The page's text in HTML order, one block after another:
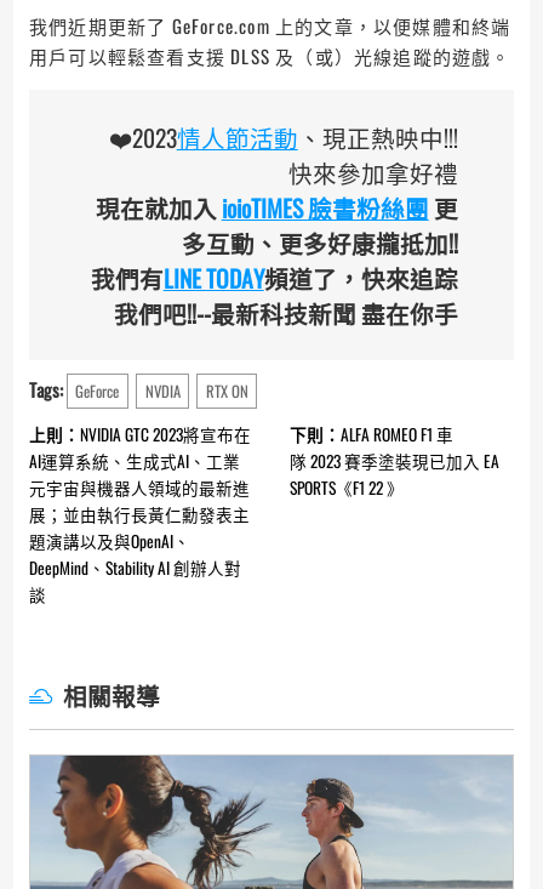
我們近期更新了 GeForce.com 上的文章，以便媒體和終端
用戶可以輕鬆查看支援 DLSS 及（或）光線追蹤的遊戲。
‍❤️‍‍2023情人節活動 、現正熱映中!!!
快來參加拿好禮
現在就加入 ioioTIMES 臉書粉絲團 更
多互動、更多好康攏抵加!!
我們有LINE TODAY頻道了，快來追踪
我們吧!!--最新科技新聞 盡在你手
Tags: GeForce NVDIA RTX ON
Continue
Reading
上則： NVIDIA GTC 2023將宣布在
AI運算系統、生成式AI、工業
元宇宙與機器人領域的最新進
展；並由執行長黃仁勳發表主
題演講以及與OpenAI、
DeepMind、Stability AI 創辦人對
談
下則： ALFA ROMEO F1 車
隊 2023 賽季塗裝現已加入 EA
SPORTS《F1 22 》
相關報導